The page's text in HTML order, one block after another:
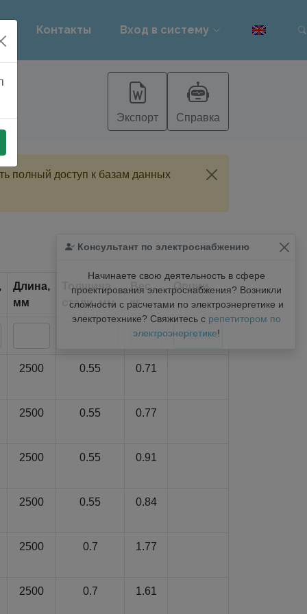
Контакты Вход в систему
Экспорт Справка
полный доступ к базам данных
Консультант по электроснабжению
Начинаете свою деятельность в сфере
проектирования электроснабжения? Возникли
сложности с расчетами по электроэнергетике и
электротехнике? Свяжитесь с репетитором по
электроэнергетике!
Длина,
мм
Толщина
стали, мм
Вес,
кг
Опции
2500 0.55 0.71
2500 0.55 0.77
2500 0.55 0.91
2500 0.55 0.84
2500 0.7 1.77
2500 0.7 1.61